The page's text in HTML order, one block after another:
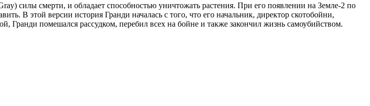
силы смерти, и обладает способностью уничтожать растения. При его появлении на Земле-2 по
В этой версии история Гранди началась с того, что его начальник, директор скотобойни,
Гранди помешался рассудком, перебил всех на бойне и также закончил жизнь самоубийством.